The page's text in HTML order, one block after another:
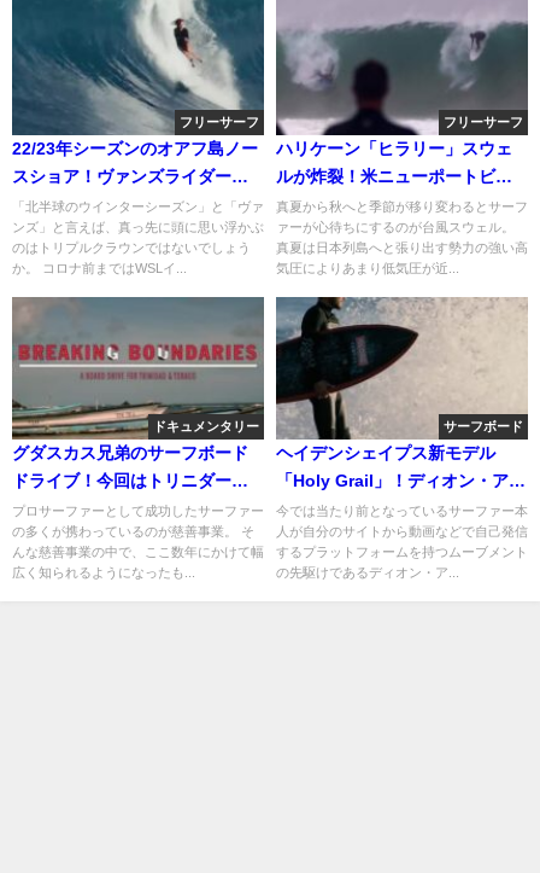
フリーサーフ
22/23年シーズンのオアフ島ノー
スショア！ヴァンズライダーの
フリーサーフ動画
「北半球のウインターシーズン」と「ヴァ
ンズ」と言えば、真っ先に頭に思い浮かぶ
のはトリプルクラウンではないでしょう
か。 コロナ前まではWSLイ...
フリーサーフ
ハリケーン「ヒラリー」スウェ
ルが炸裂！米ニューポートビー
チでのフリーサーフ動画
真夏から秋へと季節が移り変わるとサーフ
ァーが心待ちにするのが台風スウェル。
真夏は日本列島へと張り出す勢力の強い高
気圧によりあまり低気圧が近...
ドキュメンタリー
グダスカス兄弟のサーフボード
ドライブ！今回はトリニダー
ト・トバゴ共和国
プロサーファーとして成功したサーファー
の多くが携わっているのが慈善事業。 そ
んな慈善事業の中で、ここ数年にかけて幅
広く知られるようになったも...
サーフボード
ヘイデンシェイプス新モデル
「Holy Grail」！ディオン・アジ
アスのライディング動画
今では当たり前となっているサーファー本
人が自分のサイトから動画などで自己発信
するプラットフォームを持つムーブメント
の先駆けであるディオン・ア...